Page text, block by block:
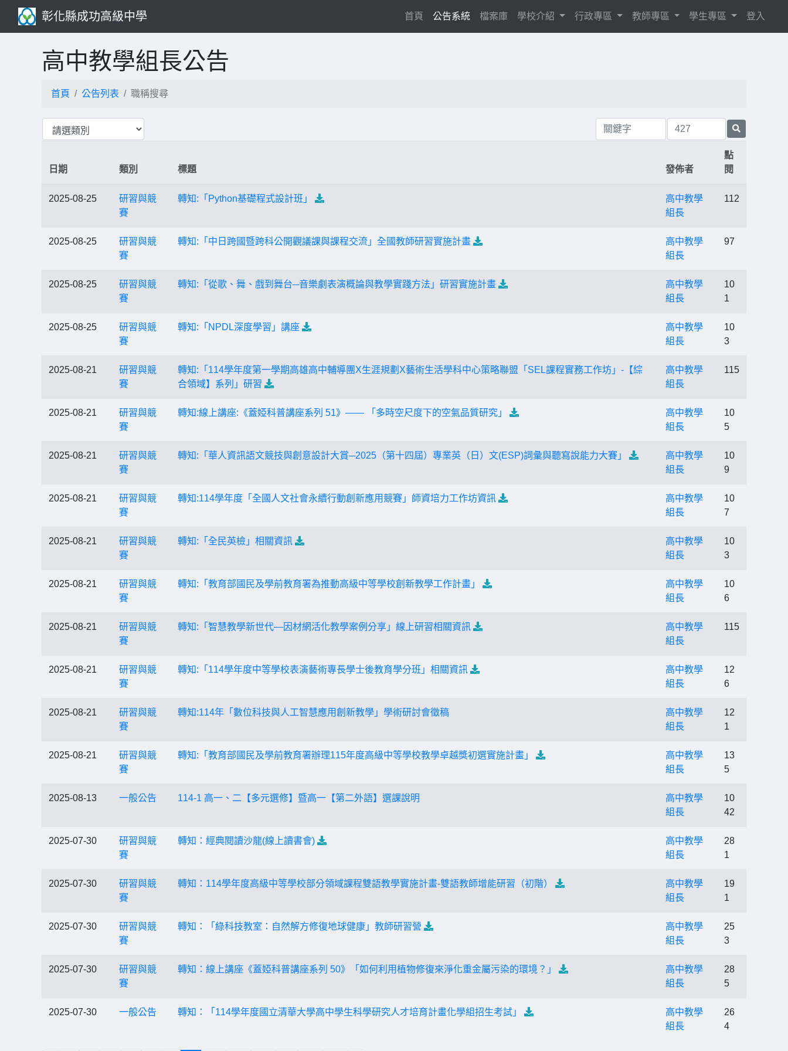
彰化縣成功高級中學 首頁 (current)
公告系統 檔案庫 學校介紹 行政專區 教師專區 學生專區 登入
高中教學組長公告
首頁 公告列表 職稱搜尋
日期 類別 標題 發佈者
點
閱
2025-08-25
研習與競
賽
轉知:「Python基礎程式設計班」
高中教學
組長
112
2025-08-25
研習與競
賽
轉知:「中日跨國暨跨科公開觀議課與課程交流」全國教師研習實施計畫
高中教學
組長
97
2025-08-25
研習與競
賽
轉知:「從歌、舞、戲到舞台─音樂劇表演概論與教學實踐方法」研習實施計畫
高中教學
組長
10
1
2025-08-25
研習與競
賽
轉知:「NPDL深度學習」講座
高中教學
組長
10
3
2025-08-21
研習與競
賽
轉知:「114學年度第一學期高雄高中輔導團X生涯規劃X藝術生活學科中心策略聯盟「SEL課程實務工作坊」-【綜
合領域】系列」研習
高中教學
組長
115
2025-08-21
研習與競
賽
轉知:線上講座:《蓋婭科普講座系列 51》—— 「多時空尺度下的空氣品質研究」
高中教學
組長
10
5
2025-08-21
研習與競
賽
轉知:「華人資訊語文競技與創意設計大賞─2025（第十四屆）專業英（日）文(ESP)詞彙與聽寫說能力大賽」
高中教學
組長
10
9
2025-08-21
研習與競
賽
轉知:114學年度「全國人文社會永續行動創新應用競賽」師資培力工作坊資訊
高中教學
組長
10
7
2025-08-21
研習與競
賽
轉知:「全民英檢」相關資訊
高中教學
組長
10
3
2025-08-21
研習與競
賽
轉知:「教育部國民及學前教育署為推動高級中等學校創新教學工作計畫」
高中教學
組長
10
6
2025-08-21
研習與競
賽
轉知:「智慧教學新世代—因材網活化教學案例分享」線上研習相關資訊
高中教學
組長
115
2025-08-21
研習與競
賽
轉知:「114學年度中等學校表演藝術專長學士後教育學分班」相關資訊
高中教學
組長
12
6
2025-08-21
研習與競
賽
轉知:114年「數位科技與人工智慧應用創新教學」學術研討會徵稿
高中教學
組長
12
1
2025-08-21
研習與競
賽
轉知:「教育部國民及學前教育署辦理115年度高級中等學校教學卓越獎初選實施計畫」
高中教學
組長
13
5
2025-08-13 一般公告 114-1 高一、二【多元選修】暨高一【第二外語】選課說明
高中教學
組長
10
42
2025-07-30
研習與競
賽
轉知：經典閱讀沙龍(線上讀書會)
高中教學
組長
28
1
2025-07-30
研習與競
賽
轉知：114學年度高級中等學校部分領域課程雙語教學實施計畫-雙語教師增能研習（初階）
高中教學
組長
19
1
2025-07-30
研習與競
賽
轉知：「綠科技教室：自然解方修復地球健康」教師研習營
高中教學
組長
25
3
2025-07-30
研習與競
賽
轉知：線上講座《蓋婭科普講座系列 50》「如何利用植物修復來淨化重金屬污染的環境？」
高中教學
組長
28
5
2025-07-30 一般公告 轉知：「114學年度國立清華大學高中學生科學研究人才培育計畫化學組招生考試」
高中教學
組長
26
4